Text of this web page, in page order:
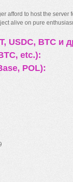
afford to host the server
alive on pure
USDC, BTC и
etc.):
POL):